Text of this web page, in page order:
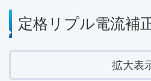
定格リプル電流補
拡大表